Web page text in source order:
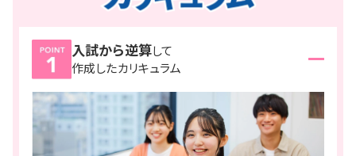
入試から逆算して
作成したカリキュラム